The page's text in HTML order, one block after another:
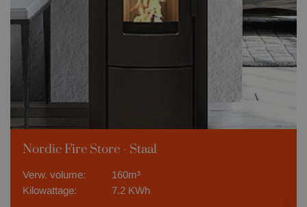
Nordic Fire Store - Staal
Verw. volume:
160m³
Kilowattage:
7.2 KWh